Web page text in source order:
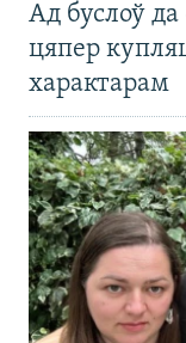
Ад буслоў
цяпер
характарам